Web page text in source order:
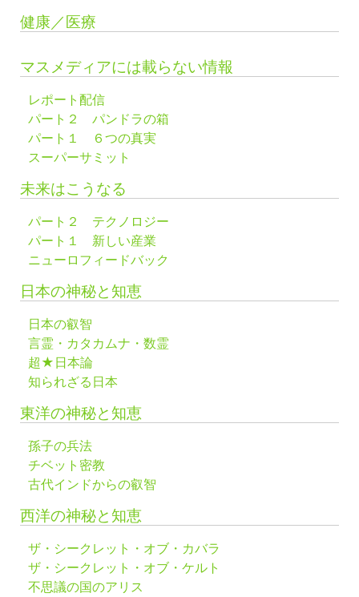
健康／医療
マスメディアには載らない情報
レポート配信
パート２ パンドラの箱
パート１ ６つの真実
スーパーサミット
未来はこうなる
パート２ テクノロジー
パート１ 新しい産業
ニューロフィードバック
日本の神秘と知恵
日本の叡智
言霊・カタカムナ・数霊
超★日本論
知られざる日本
東洋の神秘と知恵
孫子の兵法
チベット密教
古代インドからの叡智
西洋の神秘と知恵
ザ・シークレット・オブ・カバラ
ザ・シークレット・オブ・ケルト
不思議の国のアリス